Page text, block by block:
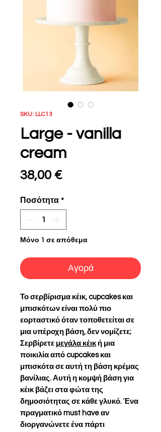
SKU: LLC13
Large - vanilla
cream
38,00 €Τιμή
Ποσότητα *
Μόνο 1 σε απόθεμα
Αγορά
Το σερβίρισμα κέικ, cupcakes και
μπισκότων είναι πολύ πιο
εορταστικό όταν τοποθετείται σε
μια υπέροχη βάση, δεν νομίζετε;
Σερβίρετε μεγάλα κέική μια
ποικιλία από cupcakes και
μπισκότα σε αυτή τη βάση κρέμας
βανίλιας. Αυτή η κομψή βάση για
κέικ βάζει στα φώτα της
δημοσιότητας σε κάθε γλυκό. Ένα
πραγματικό must have αν
διοργανώνετε ένα πάρτι